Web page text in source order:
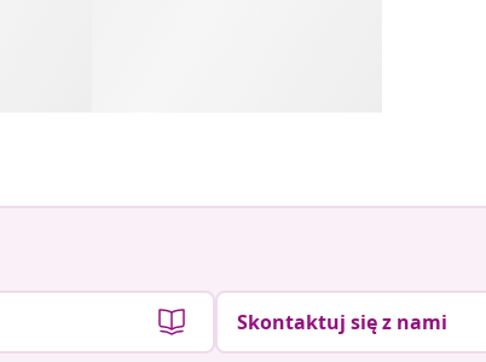
Skontaktuj się z nami